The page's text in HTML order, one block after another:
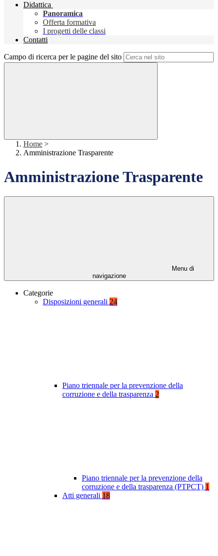
Didattica
Panoramica
Offerta formativa
I progetti delle classi
Contatti
Campo di ricerca per le pagine del sito
Home >
Amministrazione Trasparente
Amministrazione Trasparente
Menu di
navigazione
Categorie
Disposizioni generali 24
Piano triennale per la prevenzione della
corruzione e della trasparenza 2
Piano triennale per la prevenzione della
corruzione e della trasparenza (PTPCT) 1
Atti generali 18